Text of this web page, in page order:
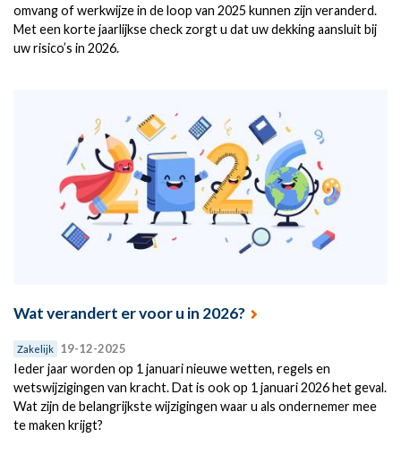
omvang of werkwijze in de loop van 2025 kunnen zijn veranderd.
Met een korte jaarlijkse check zorgt u dat uw dekking aansluit bij
uw risico’s in 2026.
Wat verandert er voor u in 2026?
Zakelijk 19-12-2025
Ieder jaar worden op 1 januari nieuwe wetten, regels en
wetswijzigingen van kracht. Dat is ook op 1 januari 2026 het geval.
Wat zijn de belangrijkste wijzigingen waar u als ondernemer mee
te maken krijgt?